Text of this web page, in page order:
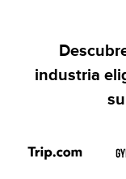
industria